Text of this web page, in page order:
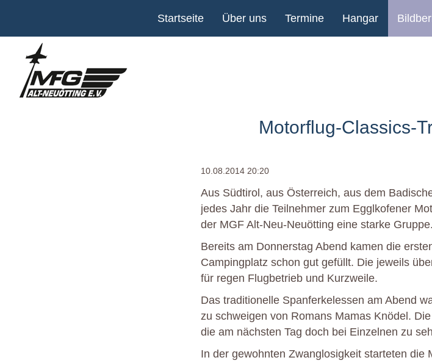
überspringen
Startseite Über uns Termine Hangar
Motorflug-Classics-
10.08.2014 20:20
Aus Südtirol, aus Österreich, aus dem
jedes Jahr die Teilnehmer zum Egglkofener
der MGF Alt-Neu-Neuötting eine starke Gruppe.
Bereits am Donnerstag Abend kamen die
Campingplatz schon gut gefüllt. Die jeweils
für regen Flugbetrieb und Kurzweile.
Das traditionelle Spanferkelessen am Abend
zu schweigen von Romans Mamas Knödel.
die am nächsten Tag doch bei Einzelnen zu
In der gewohnten Zwanglosigkeit starteten die